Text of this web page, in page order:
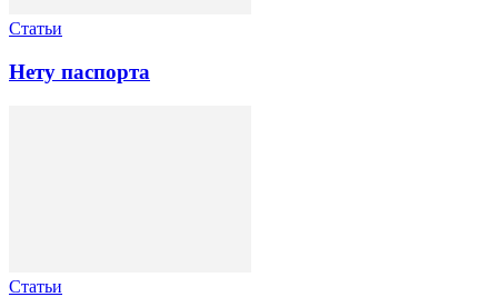
Статьи
Нету паспорта
Статьи